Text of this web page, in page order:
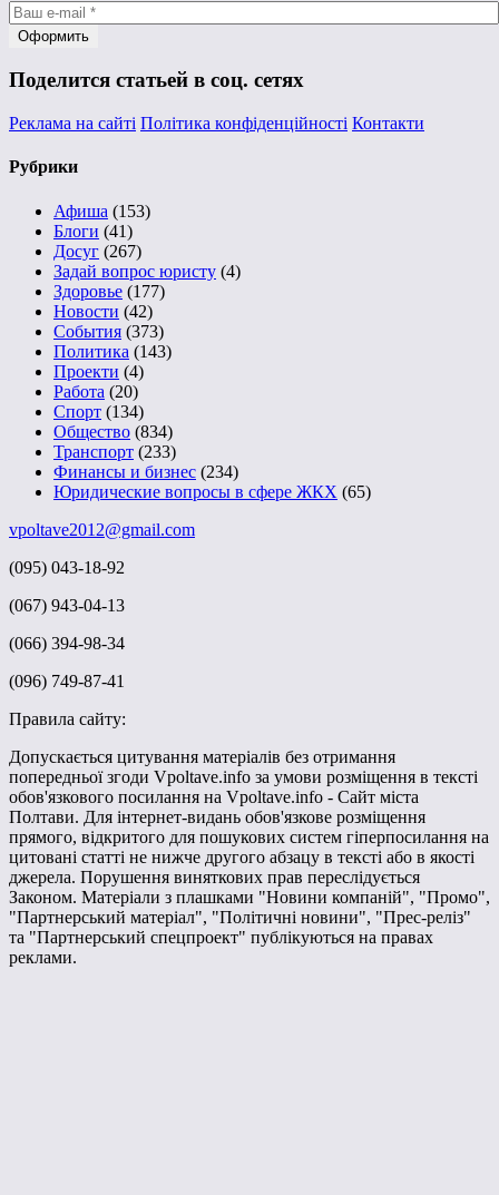
Поделится статьей в соц. сетях
Реклама на сайті Політика конфіденційності Контакти
Рубрики
Афиша (153)
Блоги (41)
Досуг (267)
Задай вопрос юристу (4)
Здоровье (177)
Новости (42)
События (373)
Политика (143)
Проекти (4)
Работа (20)
Спорт (134)
Общество (834)
Транспорт (233)
Финансы и бизнес (234)
Юридические вопросы в сфере ЖКХ (65)
vpoltave2012@gmail.com
(095) 043-18-92
(067) 943-04-13
(066) 394-98-34
(096) 749-87-41
Правила сайту:
Допускається цитування матеріалів без отримання
попередньої згоди Vpoltave.info за умови розміщення в тексті
обов'язкового посилання на Vpoltave.info - Сайт міста
Полтави. Для інтернет-видань обов'язкове розміщення
прямого, відкритого для пошукових систем гіперпосилання на
цитовані статті не нижче другого абзацу в тексті або в якості
джерела. Порушення виняткових прав переслідується
Законом. Матеріали з плашками "Новини компаній", "Промо",
"Партнерський матеріал", "Політичні новини", "Прес-реліз"
та "Партнерський спецпроект" публікуються на правах
реклами.